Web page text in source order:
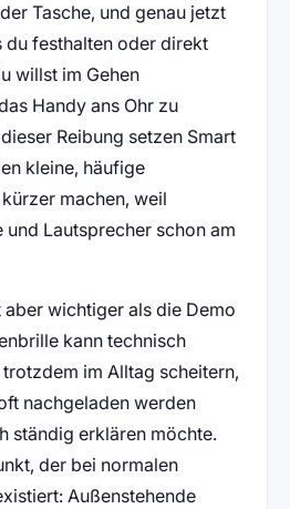
Tasche, und genau jetzt
du festhalten oder direkt
willst im Gehen
Handy ans Ohr zu
Reibung setzen Smart
kleine, häufige
machen, weil
Lautsprecher schon am
wichtiger als die Demo
kann technisch
im Alltag scheitern,
nachgeladen werden
ständig erklären möchte.
der bei normalen
Außenstehende